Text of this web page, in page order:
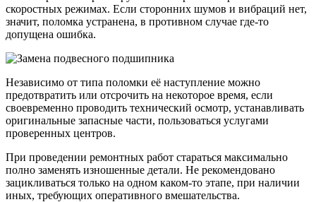
скоростных режимах. Если сторонних шумов и вибраций нет,
значит, поломка устранена, в противном случае где-то
допущена ошибка.
Независимо от типа поломки её наступление можно
предотвратить или отсрочить на некоторое время, если
своевременно проводить технический осмотр, устанавливать
оригинальные запасные части, пользоваться услугами
проверенных центров.
При проведении ремонтных работ стараться максимально
полно заменять изношенные детали. Не рекомендовано
зацикливаться только на одном каком-то этапе, при наличии
иных, требующих оперативного вмешательства.